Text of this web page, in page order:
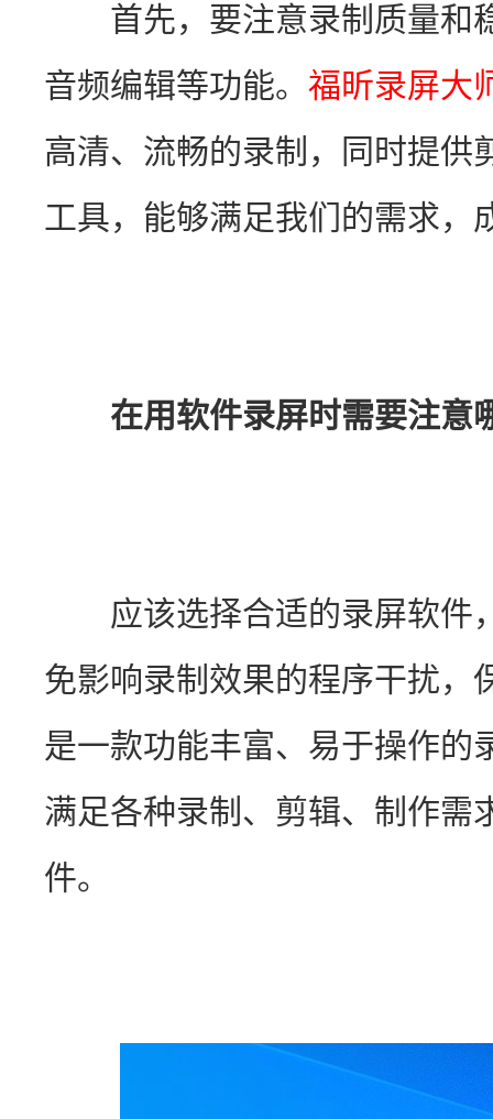
首先，要注意录制质量和
音频编辑等功能。 福昕录屏大
高清、流畅的录制，同时提供
工具，能够满足我们的需求，
在用软件录屏时需要注意
应该选择合适的录屏软件
免影响录制效果的程序干扰，
是一款功能丰富、易于操作的
满足各种录制、剪辑、制作需
件。